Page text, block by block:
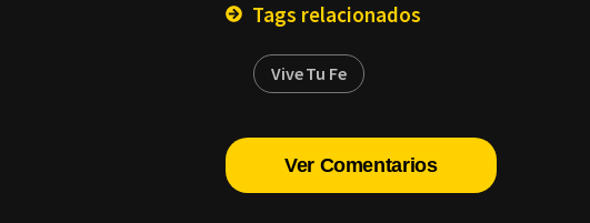
Tags relacionados
Vive Tu Fe
Ver Comentarios